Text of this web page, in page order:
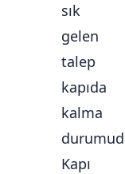
sık
gelen
talep
kapıda
kalma
Kapı